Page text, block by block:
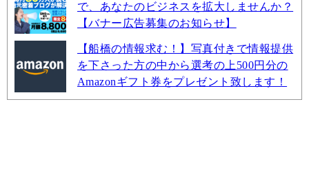
で、あなたのビジネスを拡大しませんか？
【バナー広告募集のお知らせ】
【船橋の情報求む！】写真付きで情報提供
を下さった方の中から選考の上500円分の
Amazonギフト券をプレゼント致します！